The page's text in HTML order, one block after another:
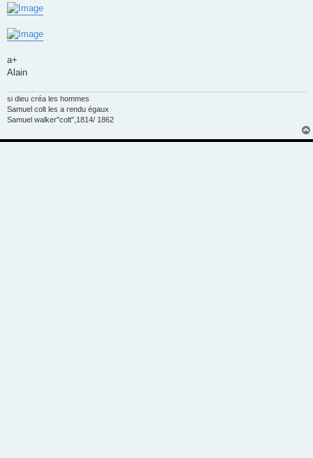
a+
Alain
si dieu créa les hommes
Samuel colt les a rendu égaux
Samuel walker"colt",1814/ 1862